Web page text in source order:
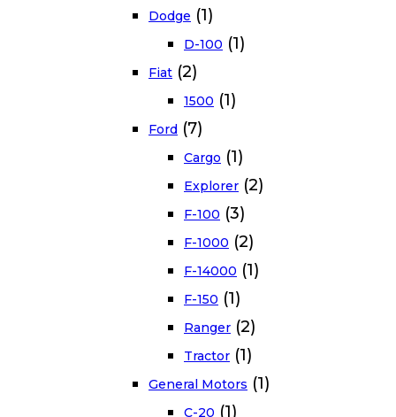
Dodge (1)
D-100 (1)
Fiat (2)
1500 (1)
Ford (7)
Cargo (1)
Explorer (2)
F-100 (3)
F-1000 (2)
F-14000 (1)
F-150 (1)
Ranger (2)
Tractor (1)
General Motors (1)
C-20 (1)